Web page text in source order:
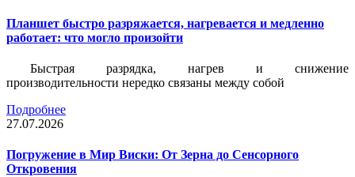
Планшет быстро разряжается, нагревается и медленно
работает: что могло произойти
Быстрая разрядка, нагрев и снижение
производительности нередко связаны между собой
Подробнее
27.07.2026
Погружение в Мир Виски: От Зерна до Сенсорного
Откровения